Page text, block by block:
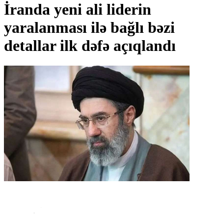
İranda yeni ali liderin
yaralanması ilə bağlı bəzi
detallar ilk dəfə açıqlandı